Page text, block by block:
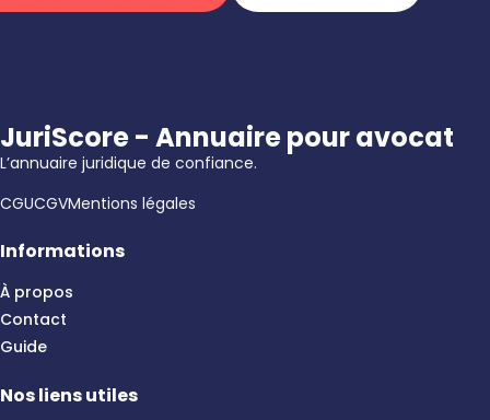
JuriScore - Annuaire pour avocat
L’annuaire juridique de confiance.
CGUCGVMentions légales
Informations
À propos
Contact
Guide
Nos liens utiles